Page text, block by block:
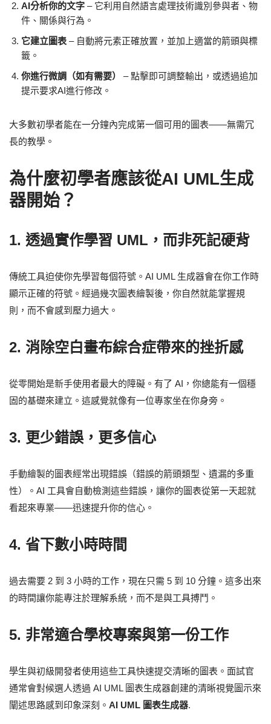
AI分析你的文字 – 它利用自然語言處理技術識別參與者、物
件、關係與行為。
它建立圖表 – 自動將元素正確放置，並加上適當的箭頭與標
籤。
你進行微調（如有需要）
– 點擊即可調整輸出，或透過追加
提示要求AI進行修改。
大多數初學者能在一分鐘內完成第一個可用的圖表——無需冗
長的教學。
為什麼初學者應該從AI UML生成
器開始？
1. 透過實作學習 UML，而非死記硬背
傳統工具迫使你先學習每個符號。AI UML 生成器會在你工作時
顯示正確的符號。經過幾次圖表繪製後，你自然就能掌握規
則，而不會感到壓力過大。
2. 消除空白畫布綜合症帶來的挫折感
從零開始是新手使用者最大的障礙。有了 AI，你總能有一個穩
固的基礎來建立。這感覺就像有一位專家坐在你身旁。
3. 更少錯誤，更多信心
手動繪製的圖表經常出現錯誤（錯誤的箭頭類型、遺漏的多重
性）。AI 工具會自動檢測這些錯誤，讓你的圖表從第一天起就
看起來專業——迅速提升你的信心。
4. 省下數小時時間
過去需要 2 到 3 小時的工作，現在只需 5 到 10 分鐘。這多出來
的時間讓你能專注於理解系統，而不是與工具搏鬥。
5. 非常適合學校專案與第一份工作
學生與初級開發者使用這些工具快速提交清晰的圖表。面試官
通常會對候選人透過 AI UML 圖表生成器創建的清晰視覺圖示來
闡述思路感到印象深刻。 AI UML 圖表生成器.